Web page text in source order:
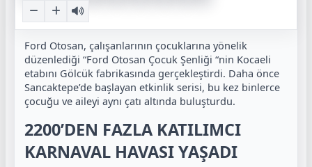
Ford Otosan, çalışanlarının çocuklarına yönelik
düzenlediği “Ford Otosan Çocuk Şenliği “nin Kocaeli
etabını Gölcük fabrikasında gerçekleştirdi. Daha önce
Sancaktepe’de başlayan etkinlik serisi, bu kez binlerce
çocuğu ve aileyi aynı çatı altında buluşturdu.
2200’DEN FAZLA KATILIMCI
KARNAVAL HAVASI YAŞADI